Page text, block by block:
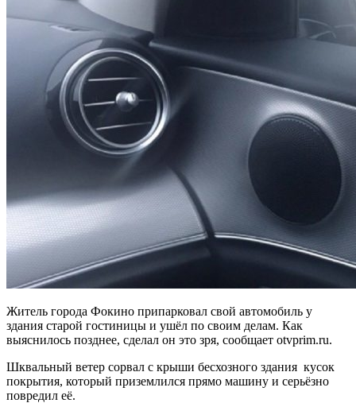
Житель города Фокино припарковал свой автомобиль у
здания старой гостиницы и ушёл по своим делам. Как
выяснилось позднее, сделал он это зря, сообщает otvprim.ru.
Шквальный ветер сорвал с крыши бесхозного здания кусок
покрытия, который приземлился прямо машину и серьёзно
повредил её.